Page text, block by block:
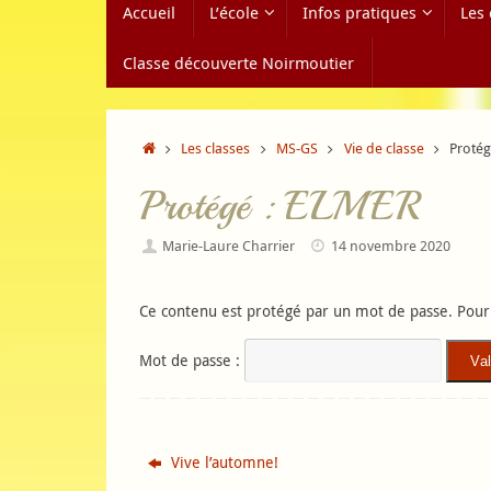
Accueil L’école Infos pratiques Les
Classe découverte Noirmoutier
AccueilLes classes MS-GS Vie de classe
Protégé : ELMER
Marie-Laure Charrier 14 novembre 2020
Ce contenu est protégé par un mot de passe.
Mot de passe :
Vive l’automne!